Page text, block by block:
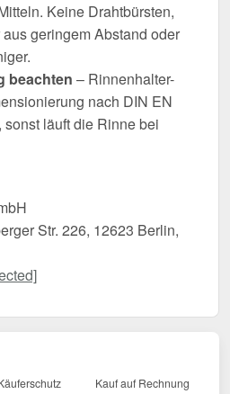
Keine Drahtbürsten,
geringem Abstand oder
beachten – Rinnenhalter-
nach DIN EN
läuft die Rinne bei
Str. 226, 12623 Berlin,
Kauf auf Rechnung